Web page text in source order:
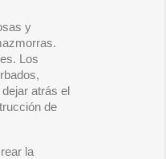
y
Los
atrás el
de
la